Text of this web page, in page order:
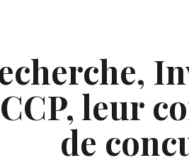
leur
de